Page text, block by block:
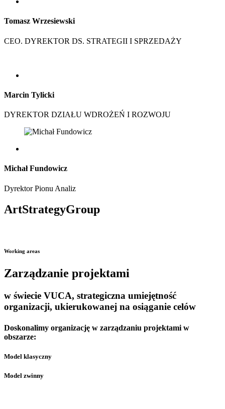
Tomasz Wrzesiewski
CEO. DYREKTOR DS. STRATEGII I SPRZEDAŻY
Marcin Tylicki
DYREKTOR DZIAŁU WDROŻEŃ I ROZWOJU
Michał Fundowicz
Dyrektor Pionu Analiz
ArtStrategyGroup
Working areas
Zarządzanie projektami
w świecie VUCA, strategiczna umiejętność
organizacji, ukierukowanej na osiąganie celów
Doskonalimy organizację w zarządzaniu projektami w
obszarze:
Model klasyczny
Model zwinny